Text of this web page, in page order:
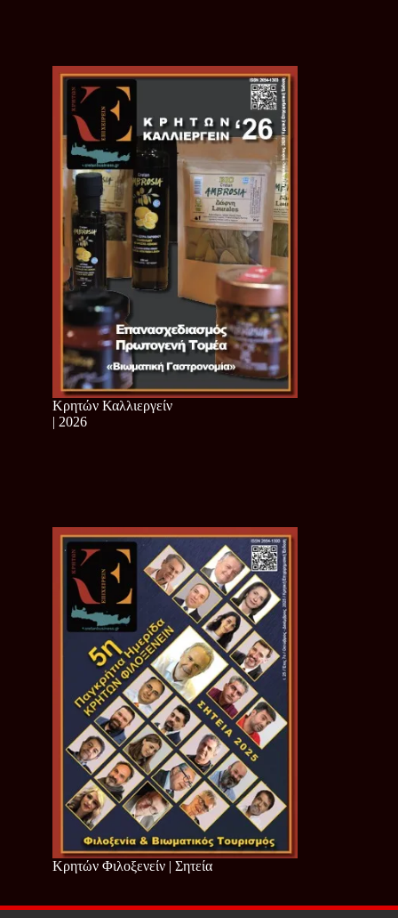
Κρητών Καλλιεργείν
| 2026
Κρητών Φιλοξενείν | Σητεία